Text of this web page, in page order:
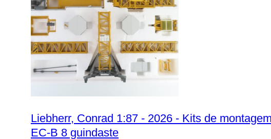
Liebherr, Conrad 1:87 - 2026 - Kits de
EC-B 8 guindaste